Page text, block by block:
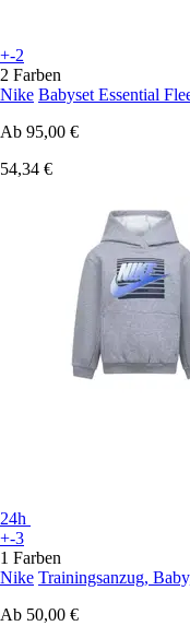
+-2
2 Farben
Nike Babyset Essential
Ab 95,00 €
54,34 €
24h
+-3
1 Farben
Nike Trainingsanzug,
Ab 50,00 €